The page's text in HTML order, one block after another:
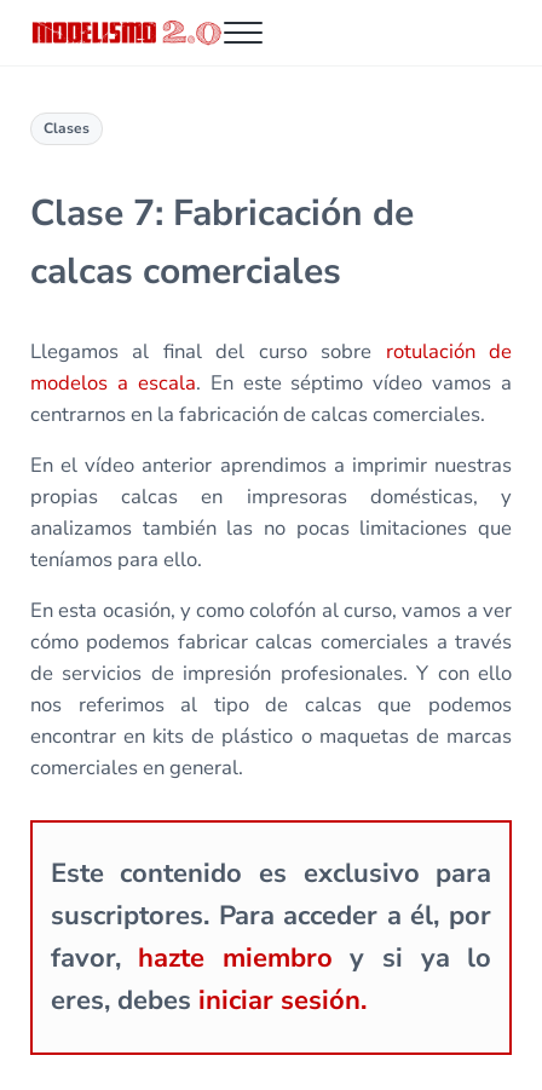
Menu
Clases
Clase 7: Fabricación de
calcas comerciales
Llegamos al final del curso sobre rotulación de
modelos a escala. En este séptimo vídeo vamos a
centrarnos en la fabricación de calcas comerciales.
En el vídeo anterior aprendimos a imprimir nuestras
propias calcas en impresoras domésticas, y
analizamos también las no pocas limitaciones que
teníamos para ello.
En esta ocasión, y como colofón al curso, vamos a ver
cómo podemos fabricar calcas comerciales a través
de servicios de impresión profesionales. Y con ello
nos referimos al tipo de calcas que podemos
encontrar en kits de plástico o maquetas de marcas
comerciales en general.
Este contenido es exclusivo para
suscriptores. Para acceder a él, por
favor, hazte miembro y si ya lo
eres, debes iniciar sesión.